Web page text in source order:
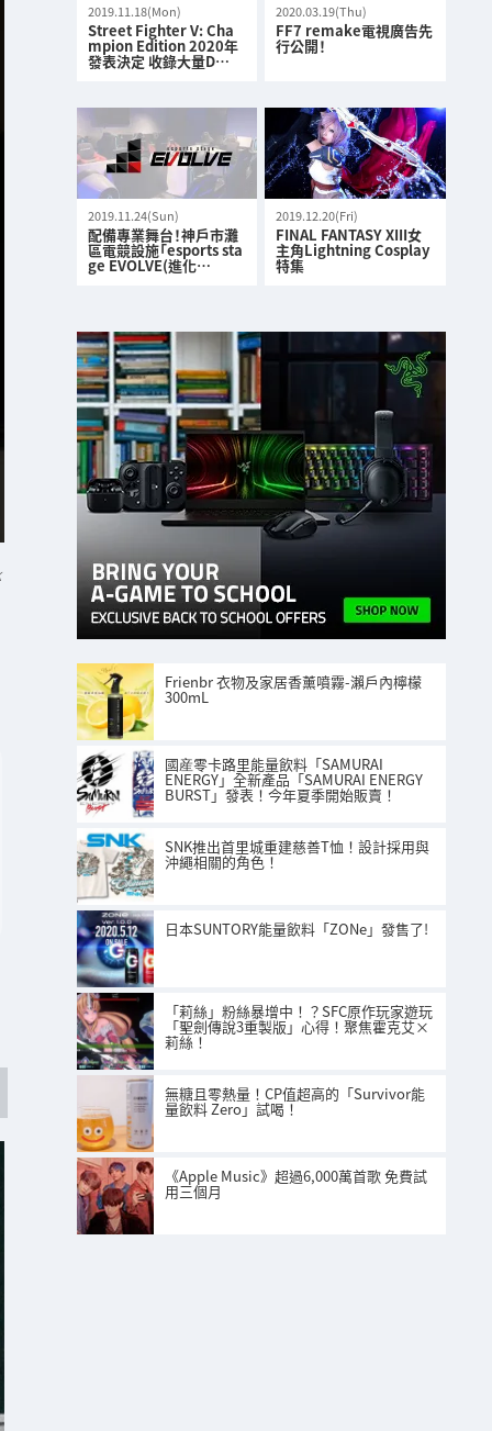
2019.11.18(Mon)
Street Fighter V: Cha
mpion Edition 2020年
發表決定 收錄大量D…
2020.03.19(Thu)
FF7 remake電視廣告先
行公開！
2019.11.24(Sun)
配備專業舞台！神戶市灘
區電競設施「esports sta
ge EVOLVE(進化…
2019.12.20(Fri)
FINAL FANTASY XIII女
主角Lightning Cosplay
特集
Frienbr 衣物及家居香薰噴霧-瀨戶內檸檬
300mL
國産零卡路里能量飲料「SAMURAI
ENERGY」全新產品「SAMURAI ENERGY
BURST」發表！今年夏季開始販賣！
SNK推出首里城重建慈善T恤！設計採用與
沖繩相關的角色！
日本SUNTORY能量飲料「ZONe」發售了!
「莉絲」粉絲暴增中！？SFC原作玩家遊玩
「聖劍傳說3重製版」心得！聚焦霍克艾×
莉絲！
無糖且零熱量！CP值超高的「Survivor能
量飲料 Zero」試喝！
《Apple Music》超過6,000萬首歌 免費試
用三個月